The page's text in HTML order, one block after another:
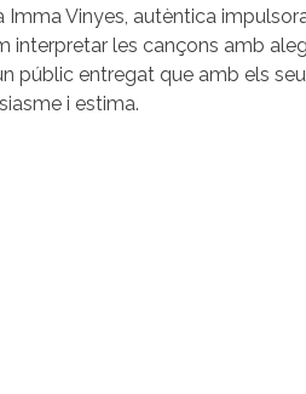
Imma Vinyes, autèntica
interpretar les cançons amb
públic entregat que amb els
i estima.